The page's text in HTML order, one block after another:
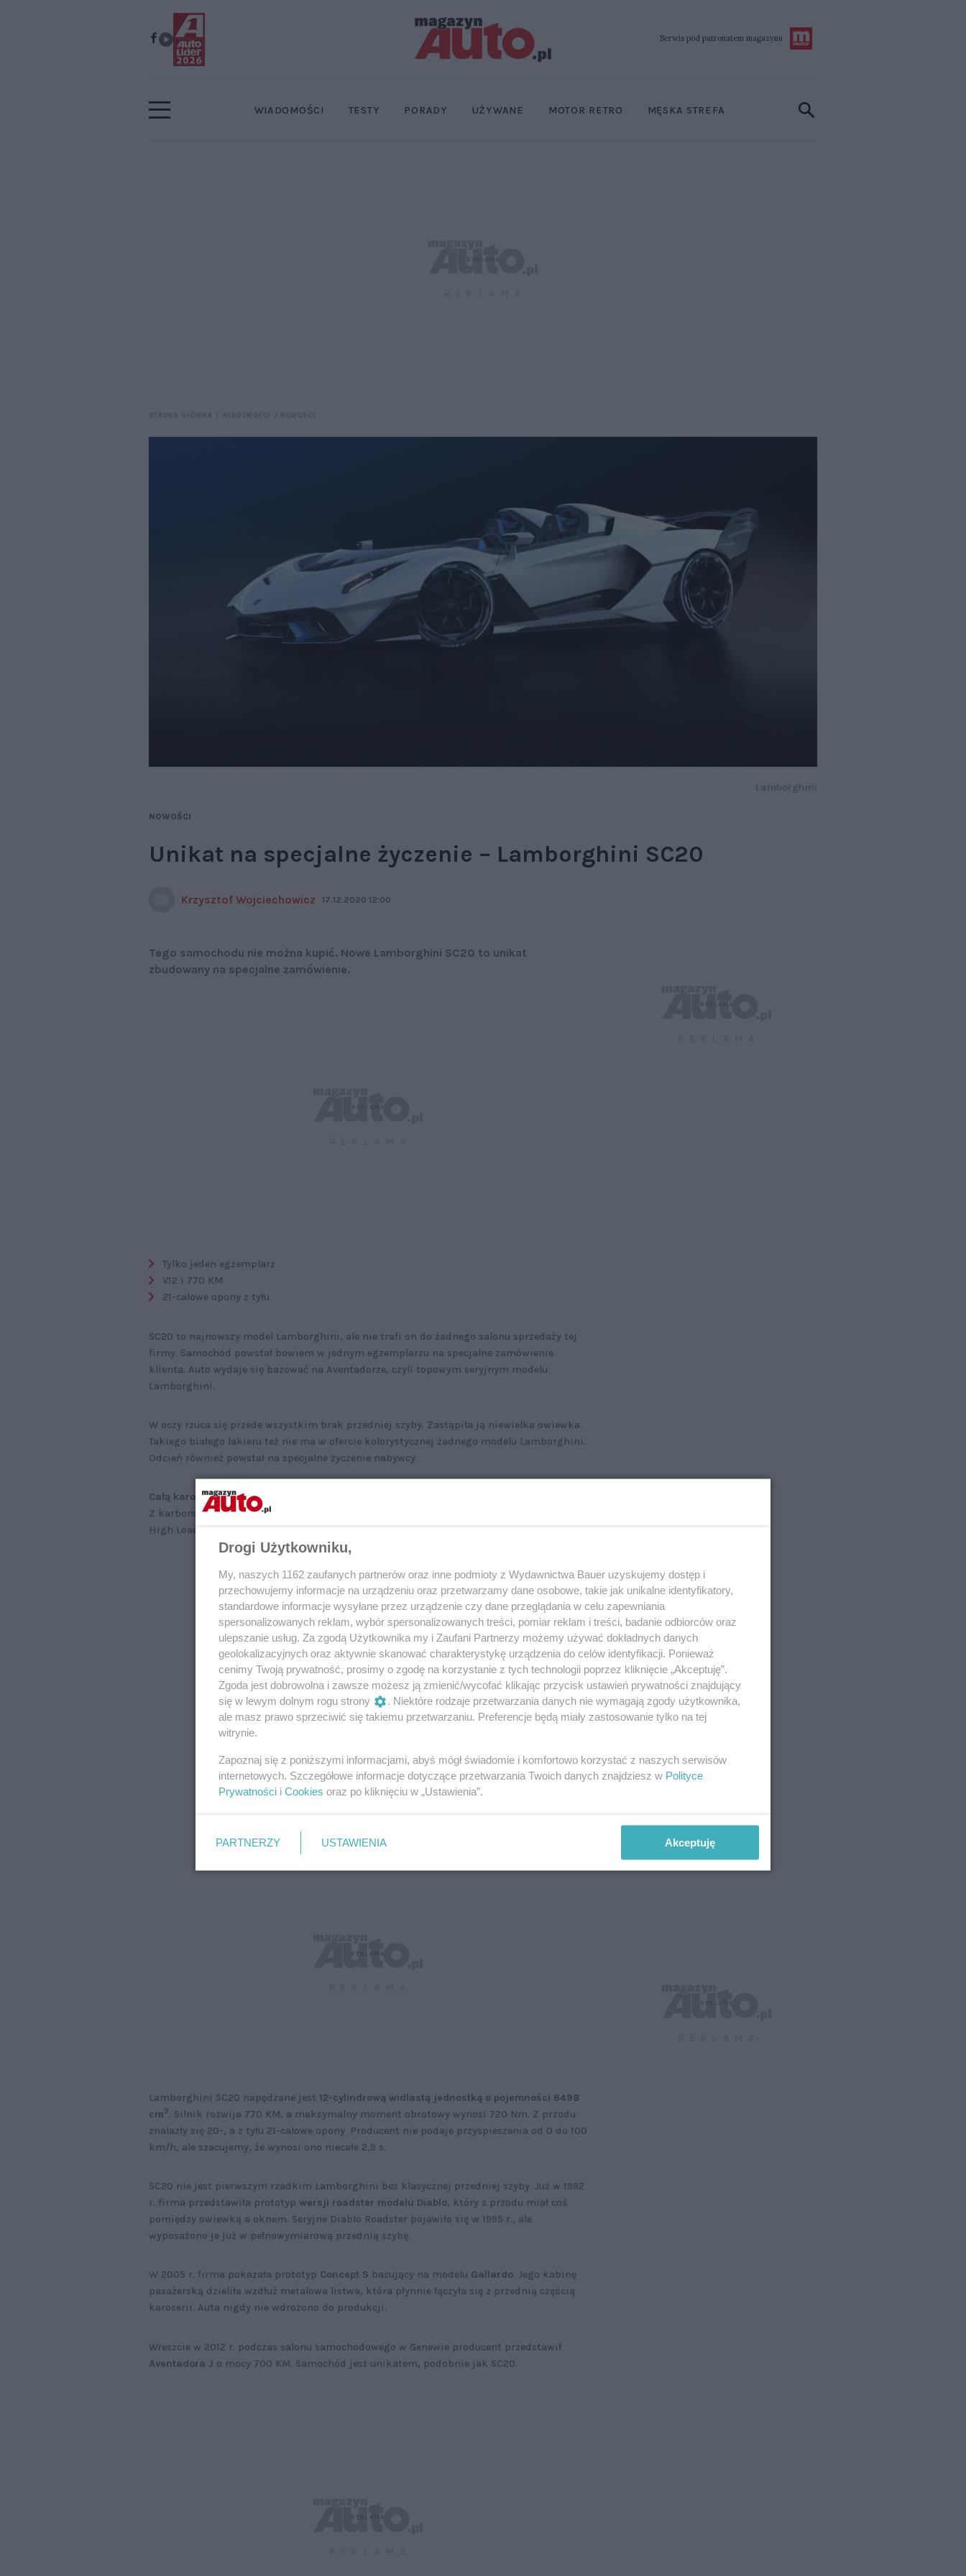
Serwis pod patronatem magazynu
WIADOMOŚCI MOTOR RETRO
TESTY PORADY UŻYWANE MĘSKA STREFA
NOWOŚCI
Unikat na specjalne życzenie – Lamborghini SC20
Krzysztof Wojciechowicz 17.12.2020 12:00
Tego samochodu nie można kupić. Nowe Lamborghini SC20 to unikat
zbudowany na specjalne zamówienie.
Tylko jeden egzemplarz
V12 i 770 KM
21-calowe opony z tyłu
SC20 to najnowszy model Lamborghini, ale nie trafi on do żadnego salonu sprzedaży tej
firmy. Samochód powstał bowiem w jednym egzemplarzu na specjalne zamówienie
klienta. Auto wydaje się bazować na Aventadorze, czyli topowym seryjnym modelu
Lamborghini.
W oczy rzuca się przede wszystkim brak przedniej szyby. Zastąpiła ją niewielka owiewka.
Takiego białego lakieru też nie ma w ofercie kolorystycznej żadnego modelu Lamborghini.
Odcień również powstał na specjalne życzenie nabywcy.
Całą karoserię wykonano z włókien węglowych
Z karbonu jest też tylny spoiler, który można ustawić w trzech położeniach (Low, Medium,
High Load).
Lamborghini SC20 napędzane jest 12-cylindrową widlastą jednostką o pojemności 6498
cm3. Silnik rozwija 770 KM, a maksymalny moment obrotowy wynosi 720 Nm. Z przodu
znalazły się 20-, a z tyłu 21-calowe opony. Producent nie podaje przyspieszenia od 0 do 100
km/h, ale szacujemy, że wynosi ono niecałe 2,9 s.
SC20 nie jest pierwszym rzadkim Lamborghini bez klasycznej przedniej szyby. Już w 1992
r. firma przedstawiła prototyp wersji roadster modelu Diablo, który z przodu miał coś
pomiędzy owiewką a oknem. Seryjne Diablo Roadster pojawiło się w 1995 r., ale
wyposażono je już w pełnowymiarową przednią szybę.
W 2005 r. firma pokazała prototyp Concept S bazujący na modelu Gallardo. Jego kabinę
pasażerską dzieliła wzdłuż metalowa listwa, która płynnie łączyła się z przednią częścią
karoserii. Auta nigdy nie wdrożono do produkcji.
Wreszcie w 2012 r. podczas salonu samochodowego w Genewie producent przedstawił
Aventadora J o mocy 700 KM. Samochód jest unikatem, podobnie jak SC20.
Drogi Użytkowniku,
My, naszych 1162 zaufanych partnerów oraz inne podmioty z Wydawnictwa Bauer uzyskujemy dostęp i
przechowujemy informacje na urządzeniu oraz przetwarzamy dane osobowe, takie jak unikalne identyfikatory,
standardowe informacje wysyłane przez urządzenie czy dane przeglądania w celu zapewniania
spersonalizowanych reklam, wybór spersonalizowanych treści, pomiar reklam i treści, badanie odbiorców oraz
ulepszanie usług. Za zgodą Użytkownika my i Zaufani Partnerzy możemy używać dokładnych danych
geolokalizacyjnych oraz aktywnie skanować charakterystykę urządzenia do celów identyfikacji. Ponieważ
cenimy Twoją prywatność, prosimy o zgodę na korzystanie z tych technologii poprzez kliknięcie „Akceptuję”.
Zgoda jest dobrowolna i zawsze możesz ją zmienić/wycofać klikając przycisk ustawień prywatności znajdujący
się w lewym dolnym rogu strony
. Niektóre rodzaje przetwarzania danych nie wymagają zgody użytkownika,
ale masz prawo sprzeciwić się takiemu przetwarzaniu. Preferencje będą miały zastosowanie tylko na tej
witrynie.
Zapoznaj się z poniższymi informacjami, abyś mógł świadomie i komfortowo korzystać z naszych serwisów
internetowych. Szczegółowe informacje dotyczące przetwarzania Twoich danych znajdziesz w Polityce
Prywatności i Cookies oraz po kliknięciu w „Ustawienia”.
PARTNERZY USTAWIENIA Akceptuję